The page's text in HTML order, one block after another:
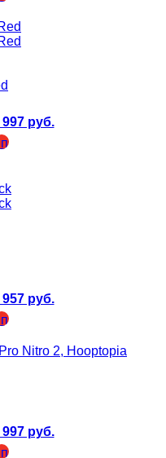
руб.
руб.
руб.